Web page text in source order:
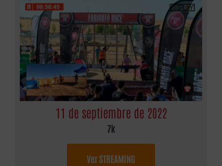
11 de septiembre de 2022
7k
Ver STREAMING